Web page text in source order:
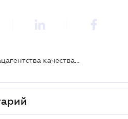
Начато формирование Нацагентства качества образования